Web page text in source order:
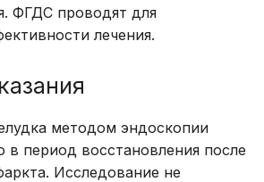
ФГДС проводят для
лечения.
методом эндоскопии
в период восстановления после
Исследование не